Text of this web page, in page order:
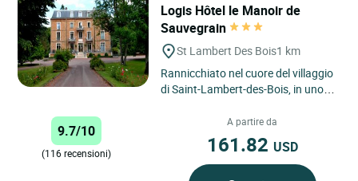
Logis Hôtel le Manoir de
Sauvegrain
St Lambert Des Bois1 km
Rannicchiato nel cuore del villaggio
di Saint-Lambert-des-Bois, in uno
9.7/10
(116 recensioni)
A partire da
161.82 USD